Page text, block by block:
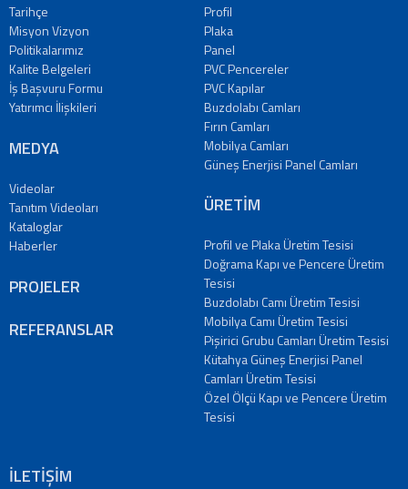
Tarihçe
Misyon Vizyon
Politikalarımız
Kalite Belgeleri
İş Başvuru Formu
Yatırımcı İlişkileri
MEDYA
Videolar
Tanıtım Videoları
Kataloglar
Haberler
PROJELER
REFERANSLAR
Profil
Plaka
Panel
PVC Pencereler
PVC Kapılar
Buzdolabı Camları
Fırın Camları
Mobilya Camları
Güneş Enerjisi Panel Camları
ÜRETİM
Profil ve Plaka Üretim Tesisi
Doğrama Kapı ve Pencere Üretim
Tesisi
Buzdolabı Camı Üretim Tesisi
Mobilya Camı Üretim Tesisi
Pişirici Grubu Camları Üretim Tesisi
Kütahya Güneş Enerjisi Panel
Camları Üretim Tesisi
Özel Ölçü Kapı ve Pencere Üretim
Tesisi
İLETİŞİM